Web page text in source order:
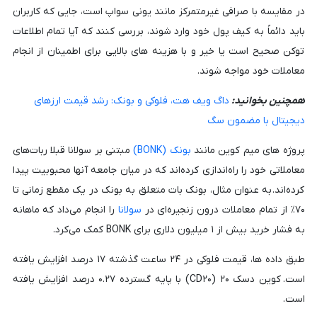
در مقایسه با صرافی غیرمتمرکز مانند یونی سواپ است، جایی که کاربران
باید دائماً به کیف پول خود وارد شوند، بررسی کنند که آیا تمام اطلاعات
توکن صحیح است یا خیر و با هزینه های بالایی برای اطمینان از انجام
معاملات خود مواجه شوند.
همچنین بخوانید: داگ ویف هت، فلوکی و بونک: رشد قیمت ارزهای
دیجیتال با مضمون سگ
پروژه های میم کوین مانند بونک (BONK)
مبتنی بر سولانا قبلا ربات‌های
معاملاتی خود را راه‌اندازی کرده‌اند که در میان جامعه آنها محبوبیت پیدا
کرده‌اند. به عنوان مثال، بونک بات متعلق به بونک در یک مقطع زمانی تا
۷۰٪ از تمام معاملات درون زنجیره‌ای در
سولانا را انجام می‌داد که ماهانه
به فشار خرید بیش از ۱ میلیون دلاری برای BONK کمک می‌کرد.
طبق داده ها، قیمت فلوکی در ۲۴ ساعت گذشته ۱۷ درصد افزایش یافته
است. کوین دسک ۲۰ (CD۲۰) با پایه گسترده ۰.۲۷ درصد افزایش یافته
است.